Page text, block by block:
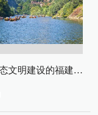
数字生态文明建设的福建路径与启示